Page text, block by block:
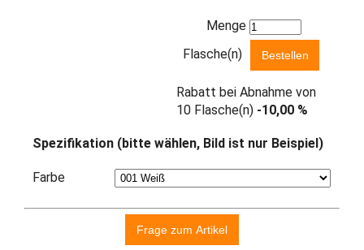
Menge
Flasche(n)
Rabatt bei Abnahme von
10 Flasche(n) -10,00 %
Spezifikation (bitte wählen, Bild ist nur Beispiel)
Farbe